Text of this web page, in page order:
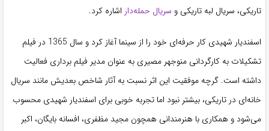
تاریکی، سریال لبه تاریکی و سریال حمله‌دار اشاره کرد.
اسفندیار شهیدی کار حرفه‌ای خود را از سینما آغاز کرد و سال 1365 در فیلم
تشکیلات به کارگردانی منوجهر مصیری به عنوان مدیر فیلم برداری فعالیت
داشته است. گرچه موفقیت این اثر نسبت به آثار شاخص بعدیش مانند سریال
خانه‌ای در تاریکی، بیشتر نبود اما تجربه خوبی برای اسفندیار شهیدی محسوب
می‌شود و همکاری با هنرمندانی همچون مجید مظفری، افسانه بایگان، اکبر